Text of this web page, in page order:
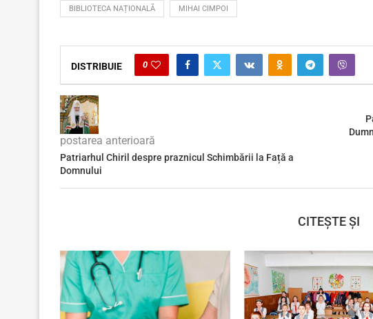
BIBLIOTECA NAȚIONALĂ MIHAI CIMPOI
DISTRIBUIE 0
postarea anterioară
Patriarhul Chiril despre praznicul Schimbării la Față a
Domnului
CITEȘTE ȘI